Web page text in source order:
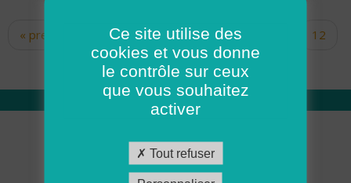
Pages
« premier ‹ précédent … 10
12
14 15 16 17
Qui sommes nous
Académie ADMR
Ce site utilise des
cookies et vous donne
le contrôle sur ceux
que vous souhaitez
activer
Tout refuser